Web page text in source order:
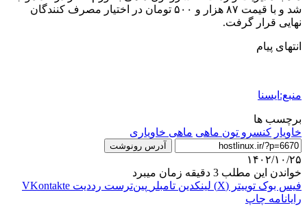
شد و با قیمت ۸۷ هزار و ۵۰۰ تومان در اختیار مصرف کنندگان
نهایی قرار گرفت.
انتهای پیام
منبع:ایسنا
برچسب ها
خاويار کنسرو تون ماهی ماهی خاویاری
آدرس رونوشت
۱۴۰۲/۱۰/۲۵
خواندن این مطلب 3 دقیقه زمان میبرد
فیس بوک توییتر (X) لینکدین ‫تامبلر ‫پین‌ترست ‫رددیت ‫VKontakte
رایانامه چاپ